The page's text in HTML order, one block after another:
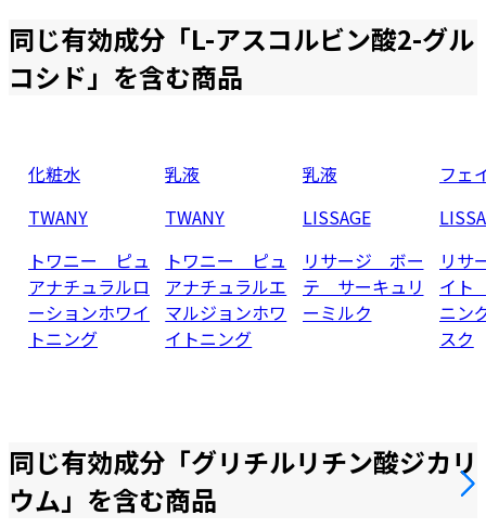
同じ有効成分「L-アスコルビン酸2-グル
コシド」を含む商品
化粧水
TWANY
トワニー ピュ
アナチュラルロ
ーションホワイ
トニング
乳液
TWANY
トワニー ピュ
アナチュラルエ
マルジョンホワ
イトニング
乳液
LISSAGE
リサージ ボー
テ サーキュリ
ーミルク
フェ
リサ
イト
ニン
スク
同じ有効成分「グリチルリチン酸ジカリ
ウム」を含む商品